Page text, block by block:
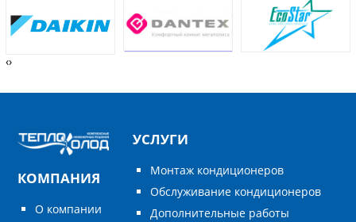
‹›
КОМПАНИЯ
О компании
УСЛУГИ
Монтаж кондиционеров
Обслуживание кондиционеров
Дополнительные работы